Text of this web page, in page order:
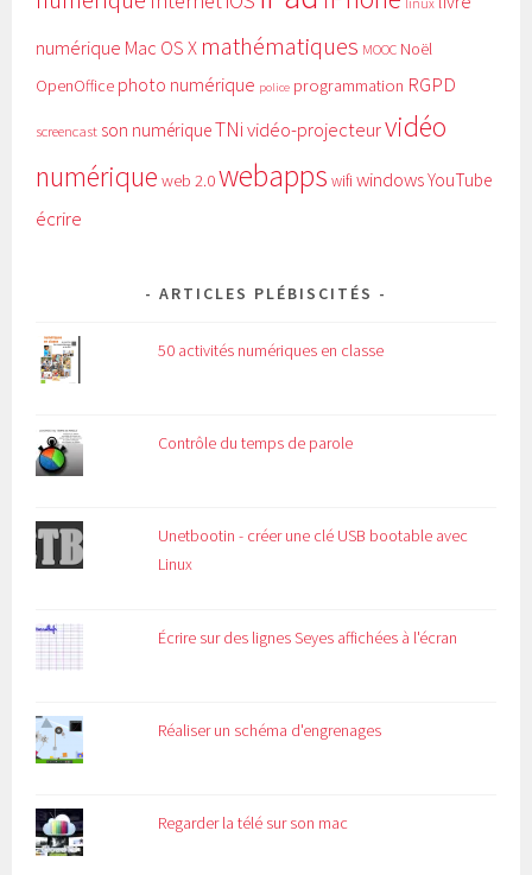
numérique Mac OS X mathématiques MOOC Noël
OpenOffice photo numérique police programmation RGPD
screencast son numériqueTNi vidéo-projecteurvidéo
numérique web 2.0webapps wifi windowsYouTube
écrire
ARTICLES PLÉBISCITÉS
50 activités numériques en classe
Contrôle du temps de parole
Unetbootin - créer une clé USB bootable avec
Linux
Écrire sur des lignes Seyes affichées à l'écran
Réaliser un schéma d'engrenages
Regarder la télé sur son mac